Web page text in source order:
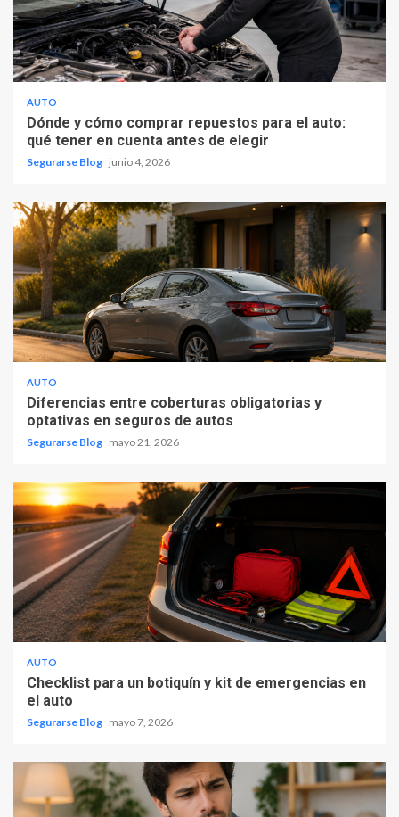
AUTO
Dónde y cómo comprar repuestos para el auto:
qué tener en cuenta antes de elegir
Segurarse Blog junio 4, 2026
AUTO
Diferencias entre coberturas obligatorias y
optativas en seguros de autos
Segurarse Blog mayo 21, 2026
AUTO
Checklist para un botiquín y kit de emergencias en
el auto
Segurarse Blog mayo 7, 2026